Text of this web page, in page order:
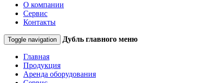
О компании
Сервис
Контакты
Toggle navigation Дубль главного меню
Главная
Продукция
Аренда оборудования